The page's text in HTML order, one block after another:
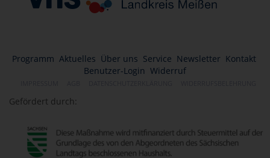
Programm Aktuelles Über uns Service Newsletter Kontakt
Benutzer-Login Widerruf
Gefördert durch: